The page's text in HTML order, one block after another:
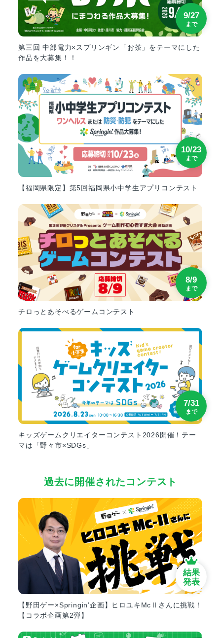
第三回 中部電力×スプリンギン「お茶」をテーマにした
作品を大募集！！
9/27
まで
【福岡県限定】第5回福岡県小中学生アプリコンテスト
10/23
まで
チロっとあそべるゲームコンテスト
8/9
まで
キッズゲームクリエイターコンテスト2026開催！テー
マは「野々市×SDGs」
7/31
まで
過去に開催されたコンテスト
【野田ゲー×Springin’企画】ヒロユキMcⅡさんに挑戦！
【コラボ企画第2弾】
結果
発表